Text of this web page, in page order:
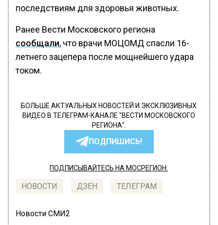
последствиям для здоровья животных.
Ранее Вести Московского региона
сообщали, что врачи МОЦОМД спасли 16-
летнего зацепера после мощнейшего удара
током.
БОЛЬШЕ АКТУАЛЬНЫХ НОВОСТЕЙ И ЭКСКЛЮЗИВНЫХ
ВИДЕО В ТЕЛЕГРАМ-КАНАЛЕ "ВЕСТИ МОСКОВСКОГО
РЕГИОНА".
ПОДПИШИСЬ!
ПОДПИСЫВАЙТЕСЬ НА МОСРЕГИОН:
НОВОСТИ ДЗЕН ТЕЛЕГРАМ
Новости СМИ2